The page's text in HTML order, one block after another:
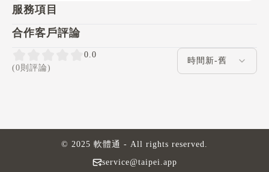
服務項目
合作客戶評論
0.0
(0則評論)
評論排序
service@taipei.app
© 2025 軟體通 - All rights reserved.